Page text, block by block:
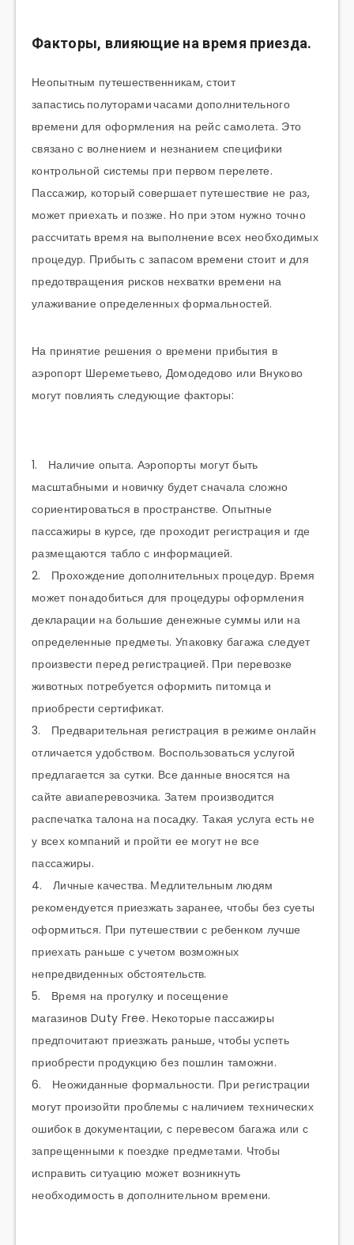
Факторы, влияющие на время приезда.
Неопытным путешественникам, стоит
запастись полуторамичасами дополнительного
времени для оформления на рейс самолета. Это
связано с волнением и незнанием специфики
контрольной системы при первом перелете.
Пассажир, который совершает путешествие не раз,
может приехать и позже. Но при этом нужно точно
рассчитать время на выполнение всех необходимых
процедур. Прибыть с запасом времени стоит и для
предотвращения рисков нехватки времени на
улаживание определенных формальностей.
На принятие решения о времени прибытия в
аэропорт Шереметьево, Домодедово или Внуково
могут повлиять следующие факторы:
1. Наличие опыта. Аэропорты могут быть
масштабными и новичку будет сначала сложно
сориентироваться в пространстве. Опытные
пассажиры в курсе, где проходит регистрация и где
размещаются табло с информацией.
2. Прохождение дополнительных процедур. Время
может понадобиться для процедуры оформления
декларации на большие денежные суммы или на
определенные предметы. Упаковку багажа следует
произвести перед регистрацией. При перевозке
животных потребуется оформить питомца и
приобрести сертификат.
3. Предварительная регистрация в режиме онлайн
отличается удобством. Воспользоваться услугой
предлагается за сутки. Все данные вносятся на
сайте авиаперевозчика. Затем производится
распечатка талона на посадку. Такая услуга есть не
у всех компаний и пройти ее могут не все
пассажиры.
4. Личные качества. Медлительным людям
рекомендуется приезжать заранее, чтобы без суеты
оформиться. При путешествии с ребенком лучше
приехать раньше с учетом возможных
непредвиденных обстоятельств.
5. Время на прогулку и посещение
магазинов Duty Free. Некоторые пассажиры
предпочитают приезжать раньше, чтобы успеть
приобрести продукцию без пошлин таможни.
6. Неожиданные формальности. При регистрации
могут произойти проблемы с наличием технических
ошибок в документации, с перевесом багажа или с
запрещенными к поездке предметами. Чтобы
исправить ситуацию может возникнуть
необходимость в дополнительном времени.